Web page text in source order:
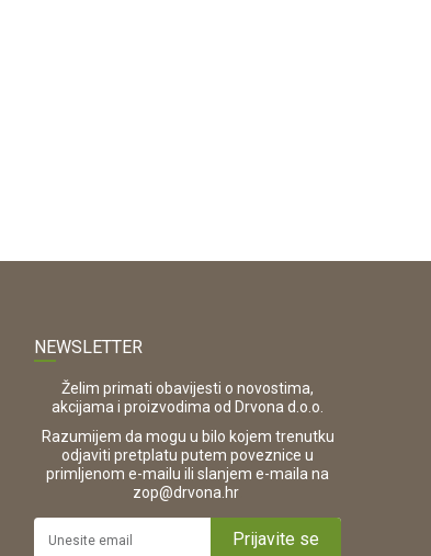
NEWSLETTER
Želim primati obavijesti o novostima,
akcijama i proizvodima od Drvona d.o.o.
Razumijem da mogu u bilo kojem trenutku
odjaviti pretplatu putem poveznice u
primljenom e-mailu ili slanjem e-maila na
zop@drvona.hr.
Prijavite se